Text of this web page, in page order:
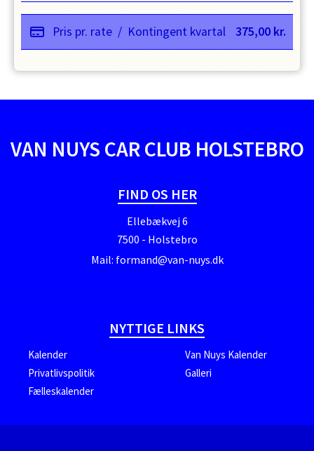
Pris pr. rate/ Kontingent kvartal 375,00 kr.
VAN NUYS CAR CLUB HOLSTEBRO
FIND OS HER
Ellebækvej 6
7500 - Holstebro
Mail: formand@van-nuys.dk
NYTTIGE LINKS
Kalender
Van Nuys Kalender
Privatlivspolitik
Galleri
Fælleskalender